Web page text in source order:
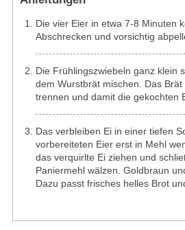
Die vier Eier in etwa 7-8 Minuten
Abschrecken und vorsichtig
Die Frühlingszwiebeln ganz klein
dem Wurstbrät mischen. Das Brät
trennen und damit die gekochten
Das verbleiben Ei in einer tiefen
vorbereiteten Eier erst in Mehl
das verquirlte Ei ziehen und
Paniermehl wälzen. Goldbraun
Dazu passt frisches helles Brot